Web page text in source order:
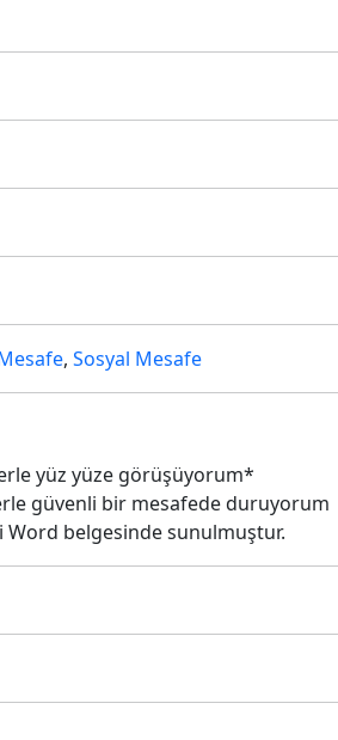
, Sosyal Mesafe
yüz yüze görüşüyorum*
güvenli bir mesafede duruyorum
Word belgesinde sunulmuştur.